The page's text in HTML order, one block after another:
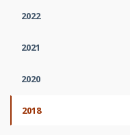
2022
2021
2020
2018